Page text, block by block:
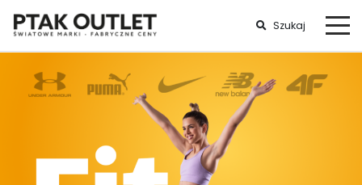
Szukaj